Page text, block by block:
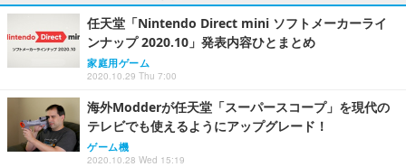
任天堂「Nintendo Direct mini ソフトメーカーライ
ンナップ 2020.10」発表内容ひとまとめ
家庭用ゲーム
2020.10.29 Thu 7:00
海外Modderが任天堂「スーパースコープ」を現代の
テレビでも使えるようにアップグレード！
ゲーム機
2020.10.28 Wed 15:19